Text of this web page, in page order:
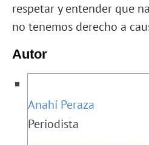
respetar y entender que
no tenemos derecho a
Autor
Anahí Peraza
Periodista